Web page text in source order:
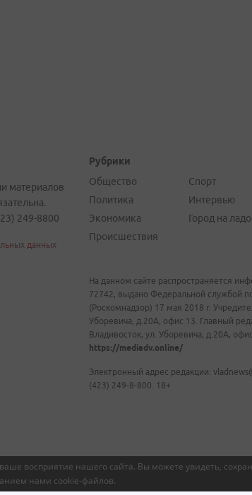
восприятие нашего сайта. Вы можете увидеть,
нами cookie-файлов.
материалов
249-8800
данных
Рубрики
Общество
Политика
Экономика
Происшествия
Спорт
Интервью
Город на
На данном сайте распространяется
72742, выдано Федеральной службой
(Роскомнадзор) 17 мая 2018 г.
Уборевича, д.20А, офис 13. Главный
Владивосток, ул. Уборевича, д.20А,
https://mediadv.online/
Электронный адрес редакции:
(423) 249-8-800. 18+